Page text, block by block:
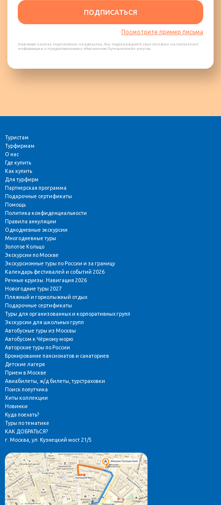
ПОДПИСАТЬСЯ
Посмотрите пример письма
Нажимая кнопку подписаться на рассылку, Вы подтверждаете свое согласие на получение
информации о предоставляемых «Магазином Путешествий» услугах.
Туристам
Турфирмам
О нас
Где купить
Как купить
Для турфирм
Партнерская программа
Подарочные сертификаты
Помощь
Политика конфиденциальности
Правила аннуляции
Однодневные экскурсии
Многодневные туры
Золотое Кольцо
Экскурсии по Москве
Экскурсионные туры по России и за границу
Календарь фестивалей и событий 2026
Речные круизы. Навигация 2026
Новогодние туры 2027
Пляжный и горнолыжный отдых
Подарочные сертификаты
Туры для организованных и корпоративных групп
Экскурсии для школьных групп
Автобусные туры из Москвы
Автобусом к Чёрному морю
Авторские туры по России
Бронирование пансионатов и санаториев
Детские лагеря
Прием в Москве
Авиабилеты, ж/д билеты, турстраховки
Поиск попутчика
Хиты коллекции
Новинки
Куда поехать?
Туры по тематике
КАК ДОБРАТЬСЯ?
г. Москва, ул. Кузнецкий мост 21/5